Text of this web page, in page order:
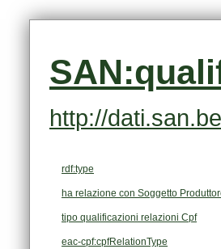
http://
rdf:type
ha relazione con Soggetto
tipo qualificazioni relazioni Cpf
eac-cpf:cpfRelationType